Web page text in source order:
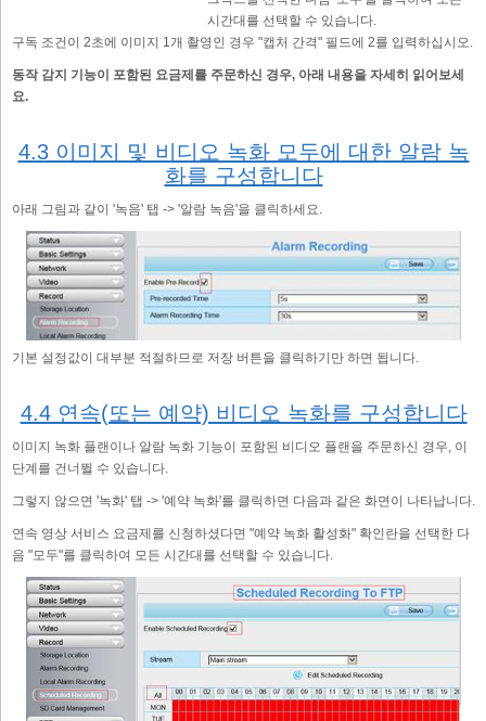
시간대를 선택할 수 있습니다.
구독 조건이 2초에 이미지 1개 촬영인 경우 "캡처 간격" 필드에 2를 입력하십시오.
동작 감지 기능이 포함된 요금제를 주문하신 경우, 아래 내용을 자세히 읽어보세
요.
4.3 이미지 및 비디오 녹화 모두에 대한 알람 녹
화를 구성합니다
아래 그림과 같이 '녹음' 탭 -> '알람 녹음'을 클릭하세요.
기본 설정값이 대부분 적절하므로 저장 버튼을 클릭하기만 하면 됩니다.
4.4 연속(또는 예약) 비디오 녹화를 구성합니다
이미지 녹화 플랜이나 알람 녹화 기능이 포함된 비디오 플랜을 주문하신 경우, 이
단계를 건너뛸 수 있습니다.
그렇지 않으면 '녹화' 탭 -> '예약 녹화'를 클릭하면 다음과 같은 화면이 나타납니다.
연속 영상 서비스 요금제를 신청하셨다면 "예약 녹화 활성화" 확인란을 선택한 다
음 "모두"를 클릭하여 모든 시간대를 선택할 수 있습니다.